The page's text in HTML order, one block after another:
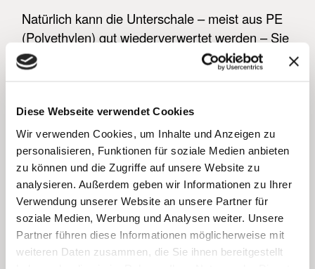
Diese Webseite verwendet Cookies
Wir verwenden Cookies, um Inhalte und Anzeigen zu
personalisieren, Funktionen für soziale Medien anbieten
zu können und die Zugriffe auf unsere Website zu
analysieren. Außerdem geben wir Informationen zu Ihrer
Verwendung unserer Website an unsere Partner für
soziale Medien, Werbung und Analysen weiter. Unsere
Partner führen diese Informationen möglicherweise mit
weiteren Daten zusammen, die Sie ihnen bereitgestellt
Natürlich kann die Unterschale – meist aus PE
(Polyethylen) gut wiederverwertet werden – Sie
kennen das aus den Wasserflaschen. Der
Deckel, in der Regel eine dünnere Folie, die
Stoffkreislauf zurück. Selbst dann ist es immer
noch besser es wird verbrannt – wir sprechen
von einer Kaskadennutzung – ist das allemal
besser, als wenn es, z.B. beim Picknick
weggeworfen, in der Landschaft und letztlich im
Meer landet.
Wir alle können zum Recycling beitragen, etwa
indem wir Deckel und Unterschale des